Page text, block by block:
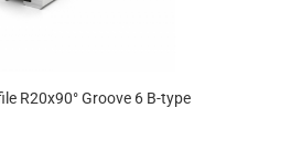
R20x90° Groove 6 B-type